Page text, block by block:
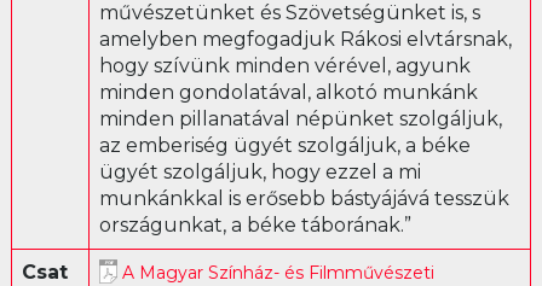
művészetünket és Szövetségünket is, s
amelyben megfogadjuk Rákosi elvtársnak,
hogy szívünk minden vérével, agyunk
minden gondolatával, alkotó munkánk
minden pillanatával népünket szolgáljuk,
az emberiség ügyét szolgáljuk, a béke
ügyét szolgáljuk, hogy ezzel a mi
munkánkkal is erősebb bástyájává tesszük
országunkat, a béke táborának.”
Csat
A Magyar Színház- és Filmművészeti